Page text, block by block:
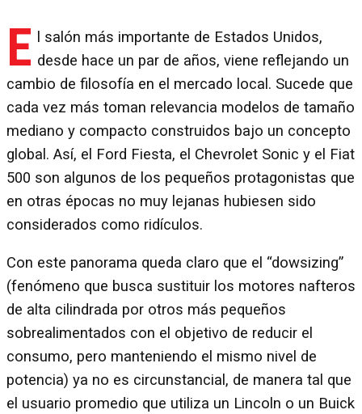
E
l salón más importante de Estados Unidos,
desde hace un par de años, viene reflejando un
cambio de filosofía en el mercado local. Sucede que
cada vez más toman relevancia modelos de tamaño
mediano y compacto construidos bajo un concepto
global. Así, el Ford Fiesta, el Chevrolet Sonic y el Fiat
500 son algunos de los pequeños protagonistas que
en otras épocas no muy lejanas hubiesen sido
considerados como ridículos.
Con este panorama queda claro que el “dowsizing”
(fenómeno que busca sustituir los motores nafteros
de alta cilindrada por otros más pequeños
sobrealimentados con el objetivo de reducir el
consumo, pero manteniendo el mismo nivel de
potencia) ya no es circunstancial, de manera tal que
el usuario promedio que utiliza un Lincoln o un Buick